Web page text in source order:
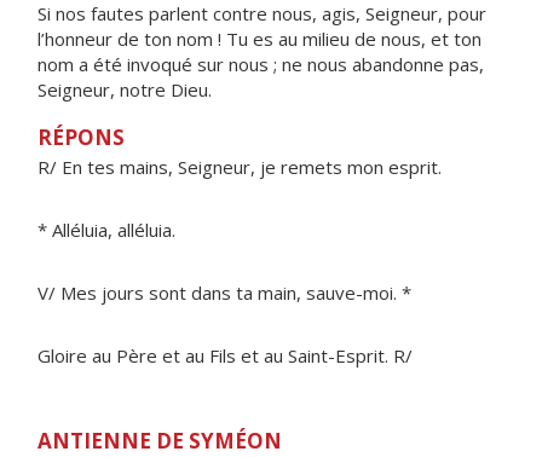
Si nos fautes parlent contre nous, agis, Seigneur, pour
l’honneur de ton nom ! Tu es au milieu de nous, et ton
nom a été invoqué sur nous ; ne nous abandonne pas,
Seigneur, notre Dieu.
RÉPONS
R/ En tes mains, Seigneur, je remets mon esprit.
* Alléluia, alléluia.
V/ Mes jours sont dans ta main, sauve-moi. *
Gloire au Père et au Fils et au Saint-Esprit. R/
ANTIENNE DE SYMÉON